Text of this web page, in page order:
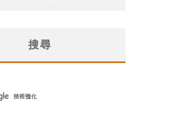
搜尋